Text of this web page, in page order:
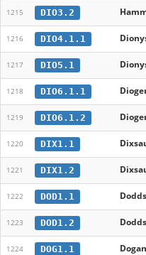
1215 DIO3.2
1216 DIO4.1.1
1217 DIO5.1
1218 DIO6.1.1
1219 DIO6.1.2
1220 DIX1.1
1221 DIX1.2
1222 DOD1.1
1223 DOD1.2
1224 DOG1.1